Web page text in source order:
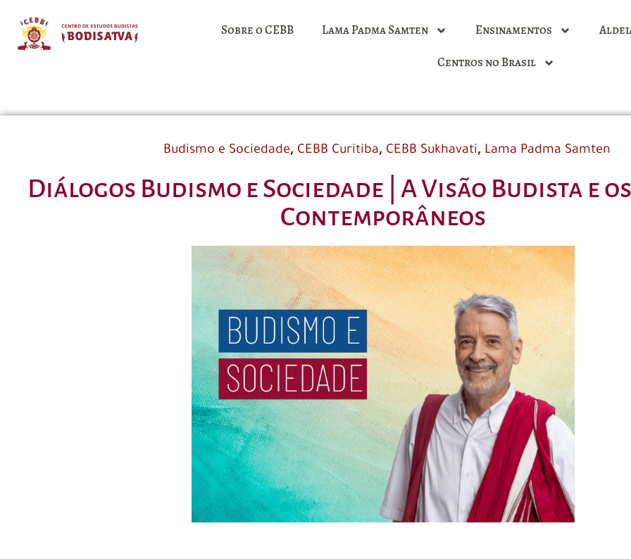
Sobre o CEBB Lama Padma Samten Ensinamentos
Centros no Brasil
Budismo e Sociedade, CEBB Curitiba, CEBB Sukhavati, Lama Padma Samten
Diálogos Budismo e Sociedade | A Visão Budista e
Contemporâneos